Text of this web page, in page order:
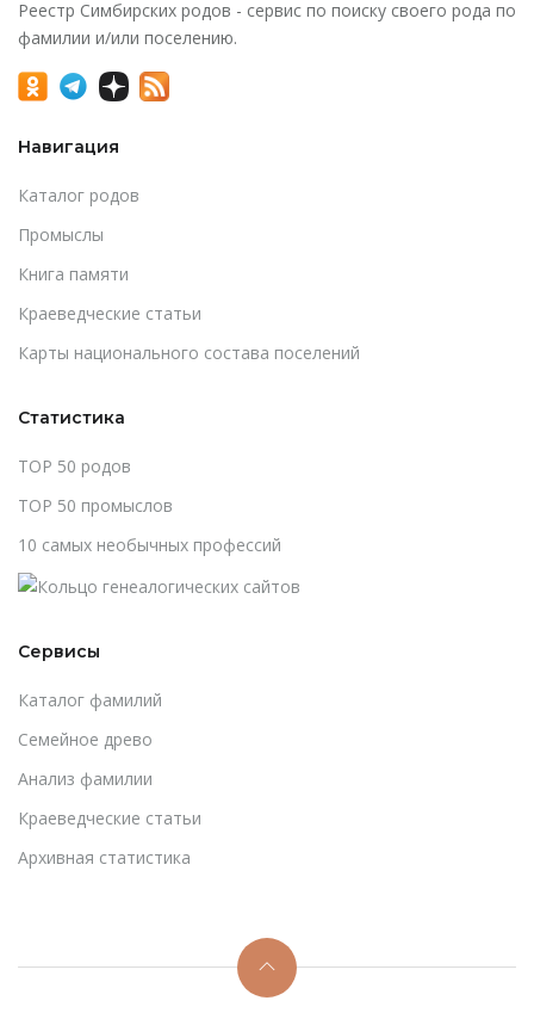
Реестр Симбирских родов - сервис по поиску своего рода по
фамилии и/или поселению.
Навигация
Каталог родов
Промыслы
Книга памяти
Краеведческие статьи
Карты национального состава поселений
Статистика
TOP 50 родов
TOP 50 промыслов
10 самых необычных профессий
Сервисы
Каталог фамилий
Cемейное древо
Анализ фамилии
Краеведческие статьи
Архивная статистика